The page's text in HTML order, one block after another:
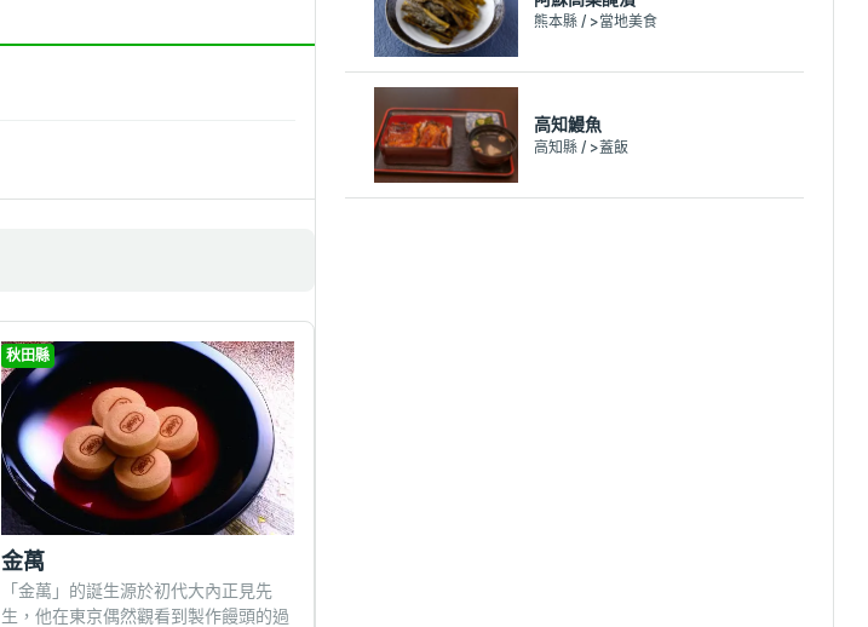
秋田縣
金萬
「金萬」的誕生源於初代大內正見先
生，他在東京偶然觀看到製作饅頭的過
熊本縣 / >當地美食
高知鰻魚
高知縣 / >蓋飯